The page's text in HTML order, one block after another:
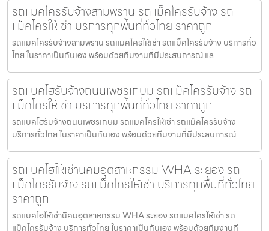
รถแมคโครรับจ้างสามพราน รถแม็คโครรับจ้าง รถ
แม็คโครให้เช่า บริการทุกพื้นที่ทั่วไทย ราคาถูก
รถแมคโครรับจ้างสามพราน รถแมคโครให้เช่า รถแม็คโครรับจ้าง บริการทั่ว
ไทย ในราคาเป็นกันเอง พร้อมด้วยทีมงานที่มีประสบการณ์ แล
รถแบคโฮรับจ้างถนนเพชรเกษม รถแม็คโครรับจ้าง รถ
แม็คโครให้เช่า บริการทุกพื้นที่ทั่วไทย ราคาถูก
รถแบคโฮรับจ้างถนนเพชรเกษม รถแมคโครให้เช่า รถแม็คโครรับจ้าง
บริการทั่วไทย ในราคาเป็นกันเอง พร้อมด้วยทีมงานที่มีประสบการณ์
รถแบคโฮให้เช่านิคมอุตสาหกรรม WHA ระยอง รถ
แม็คโครรับจ้าง รถแม็คโครให้เช่า บริการทุกพื้นที่ทั่วไทย
ราคาถูก
รถแบคโฮให้เช่านิคมอุตสาหกรรม WHA ระยอง รถแมคโครให้เช่า รถ
แม็คโครรับจ้าง บริการทั่วไทย ในราคาเป็นกันเอง พร้อมด้วยทีมงานที